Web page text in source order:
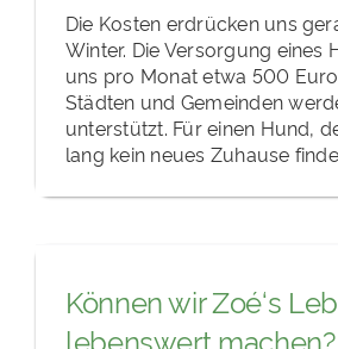
Die Kosten erdrücken uns
Winter. Die Versorgung eines
uns pro Monat etwa 500
Städten und Gemeinden
unterstützt. Für einen Hund,
lang kein neues Zuhause
Können wir Zoé‘s
lebenswert machen?